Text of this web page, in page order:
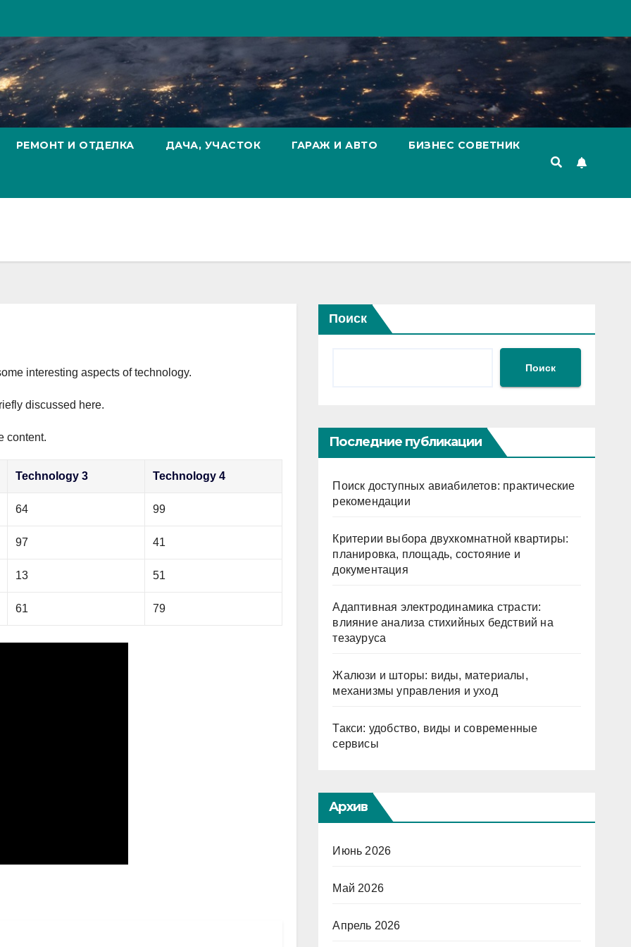
РЕМОНТ И ОТДЕЛКА ДАЧА, УЧАСТОК ГАРАЖ И АВТО БИЗНЕС СОВЕТНИК
interesting aspects of technology.
discussed here.
content.
Technology 3 Technology 4
64 99
97 41
13 51
61 79
Поиск
Поиск
Последние публикации
Поиск доступных авиабилетов: практические
рекомендации
Критерии выбора двухкомнатной квартиры:
планировка, площадь, состояние и
документация
Адаптивная электродинамика страсти:
влияние анализа стихийных бедствий на
тезауруса
Жалюзи и шторы: виды, материалы,
механизмы управления и уход
Такси: удобство, виды и современные
сервисы
Архив
Июнь 2026
Май 2026
Апрель 2026